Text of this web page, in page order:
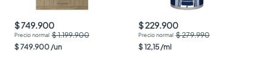
$ 749.900
$ 1.199.900
$749.900 /un
$ 229.900
$ 279.990
$12,15 /ml